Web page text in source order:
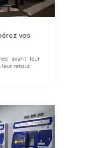
vos
avant leur
leur retour.